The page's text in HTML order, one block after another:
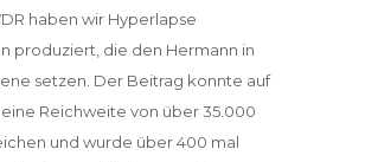
haben wir Hyperlapse
produziert, die den Hermann in
setzen. Der Beitrag konnte auf
Reichweite von über 35.000
und wurde über 400 mal